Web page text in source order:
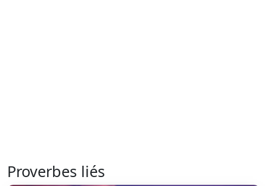
Proverbes liés